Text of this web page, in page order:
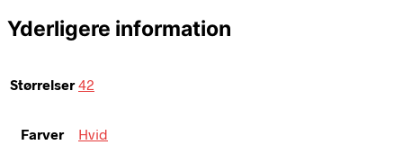
Yderligere information
Størrelser 42
Farver Hvid